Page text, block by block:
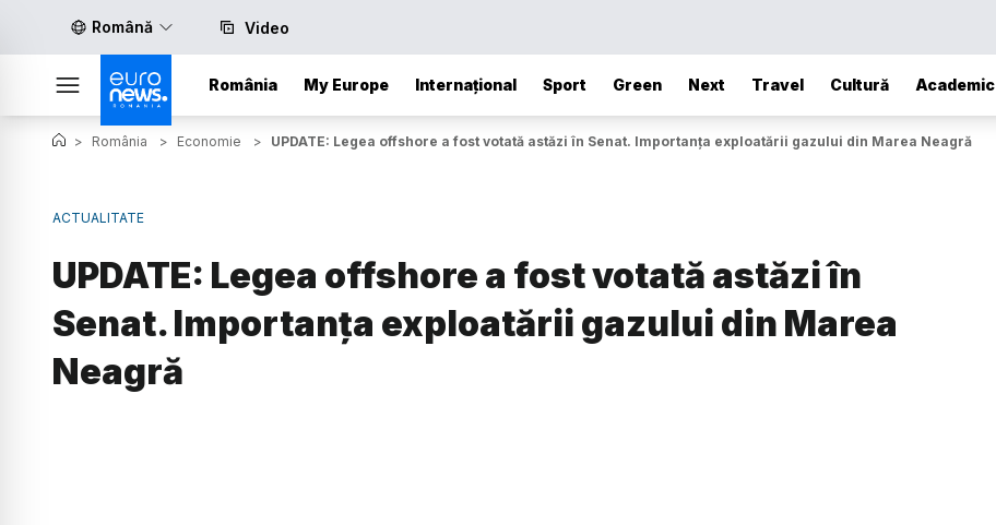
Română Video
România My Europe Internațional Sport Green Next Travel Cultură Academic
> România > Economie > UPDATE: Legea offshore a fost votată astăzi în Senat. Importanța exploatării gazului din Marea Neagră
ACTUALITATE
UPDATE: Legea offshore a fost votată astăzi în
Senat. Importanța exploatării gazului din Marea
Neagră